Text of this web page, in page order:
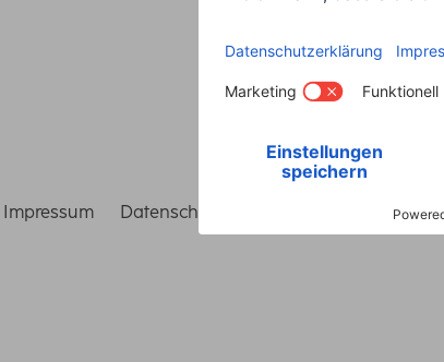
Impressum Datenschutz Garantiebestimmungen